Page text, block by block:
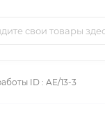
ID : AE/13-3